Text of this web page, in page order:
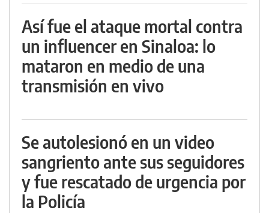
Así fue el ataque mortal contra
un influencer en Sinaloa: lo
mataron en medio de una
transmisión en vivo
Se autolesionó en un video
sangriento ante sus seguidores
y fue rescatado de urgencia por
la Policía